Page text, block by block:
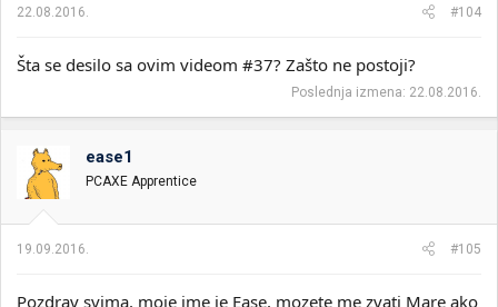
22.08.2016. #104
Šta se desilo sa ovim videom #37? Zašto ne postoji?
Poslednja izmena: 22.08.2016.
ease1
PCAXE Apprentice
19.09.2016. #105
Pozdrav svima, moje ime je Ease, mozete me zvati Mare ako